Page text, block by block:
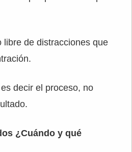
libre de distracciones que
decir el proceso, no
¿Cuándo y qué